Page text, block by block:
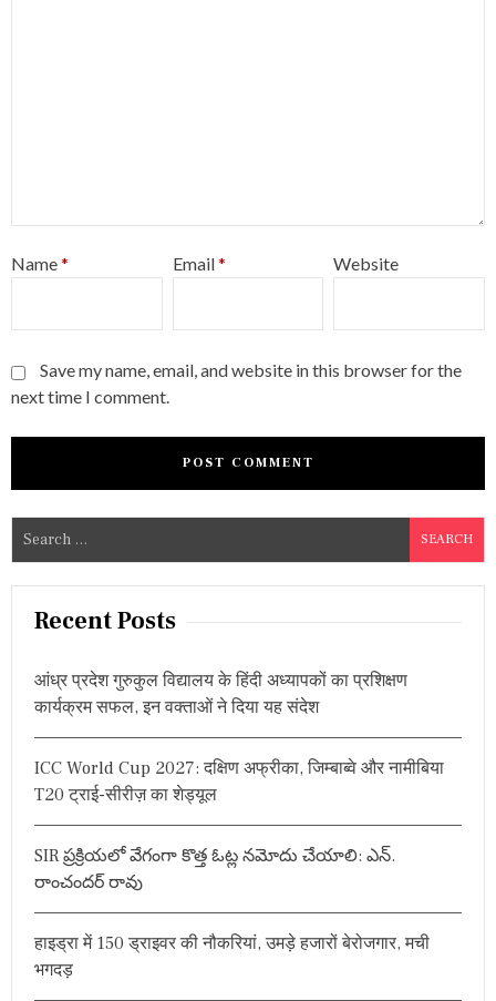
Name* Email* Website
Save my name, email, and website in this browser for the
next time I comment.
e
a
Recent Posts
आंध्र प्रदेश गुरुकुल विद्यालय के हिंदी अध्यापकों का प्रशिक्षण
कार्यक्रम सफल, इन वक्ताओं ने दिया यह संदेश
ICC World Cup 2027: दक्षिण अफ्रीका, जिम्बाब्वे और नामीबिया
T20 ट्राई-सीरीज़ का शेड्यूल
SIR ప్రక్రియలో వేగంగా కొత్త ఓట్ల నమోదు చేయాలి: ఎన్.
రాంచందర్ రావు
हाइड्रा में 150 ड्राइवर की नौकरियां, उमड़े हजारों बेरोजगार, मची
भगदड़